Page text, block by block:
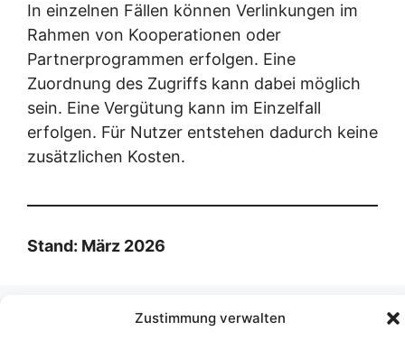
Zustimmung verwalten
In einzelnen Fällen können Verlinkungen im
Rahmen von Kooperationen oder
Partnerprogrammen erfolgen. Eine
Zuordnung des Zugriffs kann dabei möglich
sein. Eine Vergütung kann im Einzelfall
erfolgen. Für Nutzer entstehen dadurch keine
zusätzlichen Kosten.
Stand: März 2026
YouTubeLinkedIn